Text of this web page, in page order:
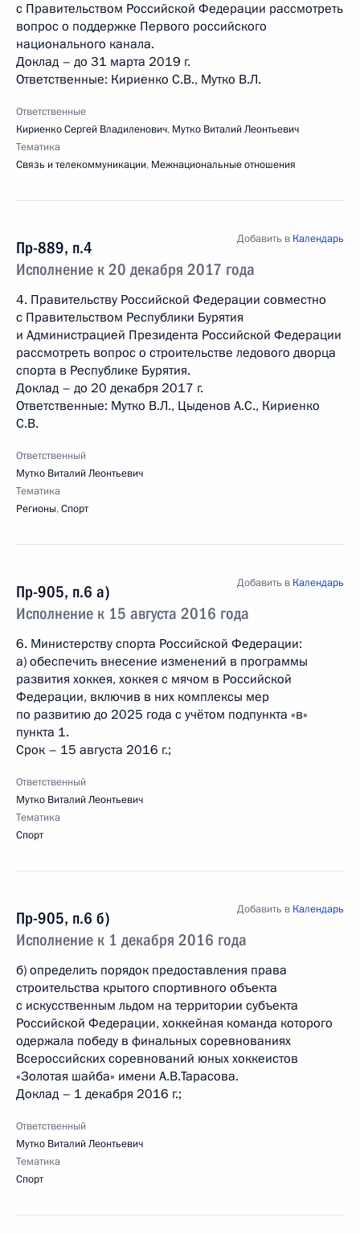
с Правительством Российской Федерации рассмотреть
вопрос о поддержке Первого российского
национального канала.
Доклад – до 31 марта 2019 г.
Ответственные: Кириенко С.В., Мутко В.Л.
Ответственные
Кириенко Сергей Владиленович, Мутко Виталий Леонтьевич
Тематика
Связь и телекоммуникации, Межнациональные отношения
Пр-889, п.4
Исполнение к 20 декабря 2017 года
Добавить в Календарь
4. Правительству Российской Федерации совместно
с Правительством Республики Бурятия
и Администрацией Президента Российской Федерации
рассмотреть вопрос о строительстве ледового дворца
спорта в Республике Бурятия.
Доклад – до 20 декабря 2017 г.
Ответственные: Мутко В.Л., Цыденов А.С., Кириенко
С.В.
Ответственный
Мутко Виталий Леонтьевич
Тематика
Регионы,Спорт
Пр-905, п.6 а)
Исполнение к 15 августа 2016 года
Добавить в Календарь
6. Министерству спорта Российской Федерации:
а) обеспечить внесение изменений в программы
развития хоккея, хоккея с мячом в Российской
Федерации, включив в них комплексы мер
по развитию до 2025 года с учётом подпункта «в»
пункта 1.
Срок – 15 августа 2016 г.;
Ответственный
Мутко Виталий Леонтьевич
Тематика
Спорт
Пр-905, п.6 б)
Исполнение к 1 декабря 2016 года
Добавить в Календарь
б) определить порядок предоставления права
строительства крытого спортивного объекта
с искусственным льдом на территории субъекта
Российской Федерации, хоккейная команда которого
одержала победу в финальных соревнованиях
Всероссийских соревнований юных хоккеистов
«Золотая шайба» имени А.В.Тарасова.
Доклад – 1 декабря 2016 г.;
Ответственный
Мутко Виталий Леонтьевич
Тематика
Спорт